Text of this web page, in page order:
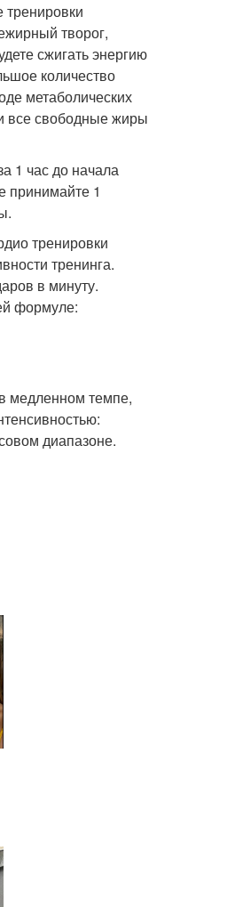
творог,
сжигать энергию
количество
метаболических
все свободные жиры
1 час до начала
принимайте 1
тренировки
тренинга.
в минуту.
формуле:
медленном темпе,
диапазоне.